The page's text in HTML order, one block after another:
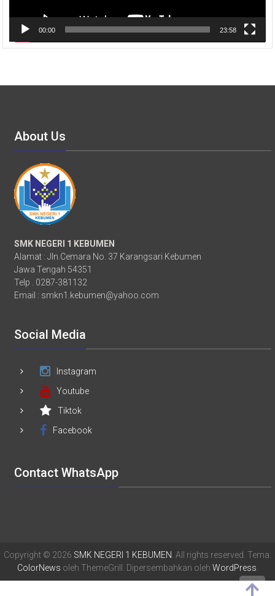
00:00 23:58
About Us
SMK NEGERI 1 KEBUMEN
Alamat : Jln.Cemara No. 37 Karangsari Kebumen
Jawa Tengah 54351
Telp . 0287-381132
Email : smkn1.kebumen@yahoo.com
Social Media
Instagram
Youtube
Tiktok
Facebook
Contact WhatsApp
Copyright © 2026 SMK NEGERI 1 KEBUMEN . All rights reserved. Tema:
ColorNews oleh ThemeGrill. Dipersembahkan oleh WordPress